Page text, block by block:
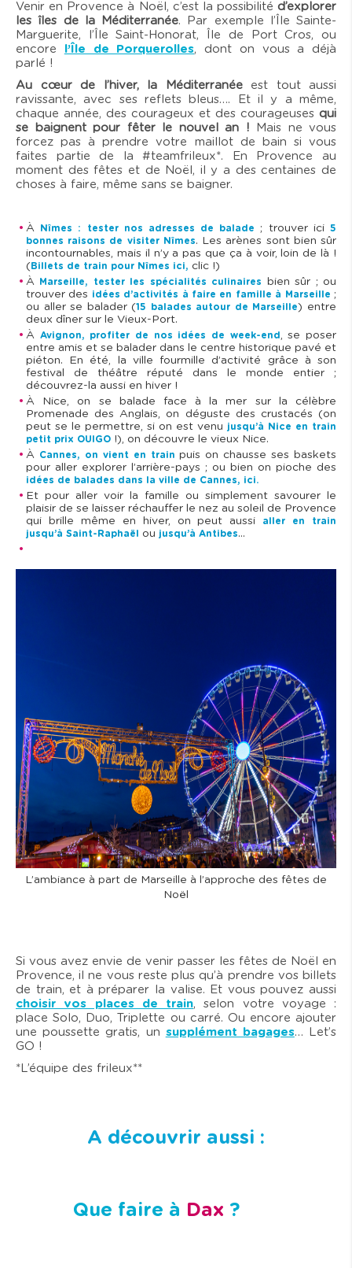
Venir en Provence à Noël, c’est la possibilité d’explorer
les îles de la Méditerranée. Par exemple l’Île Sainte-
Marguerite, l’Île Saint-Honorat, Île de Port Cros, ou
encore l’Île de Porquerolles, dont on vous a déjà
parlé !
Au cœur de l’hiver, la Méditerranéeest tout aussi
ravissante, avec ses reflets bleus…. Et il y a même,
chaque année, des courageux et des courageuses qui
se baignent pour fêter le nouvel an ! Mais ne vous
forcez pas à prendre votre maillot de bain si vous
faites partie de la #teamfrileux*. En Provence au
moment des fêtes et de Noël, il y a des centaines de
choses à faire, même sans se baigner.
À Nîmes : tester nos adresses de balade ; trouver ici5
bonnes raisons de visiter Nîmes. Les arènes sont bien sûr
incontournables, mais il n’y a pas que ça à voir, loin de là !
(Billets de train pour Nîmes ici, clic !)
À Marseille, tester les spécialités culinaires
bien sûr ; ou
trouver des idées d’activités à faire en famille à Marseille ;
ou aller se balader (15 balades autour de Marseille) entre
deux dîner sur le Vieux-Port.
À Avignon, profiter de nos idées de week-end, se poser
entre amis et se balader dans le centre historique pavé et
piéton. En été, la ville fourmille d’activité grâce à son
festival de théâtre réputé dans le monde entier ;
découvrez-la aussi en hiver !
À Nice, on se balade face à la mer sur la célèbre
Promenade des Anglais, on déguste des crustacés (on
peut se le permettre, si on est venu jusqu’à Nice en train
petit prix OUIGO !), on découvre le vieux Nice.
À Cannes, on vient en train puis on chausse ses baskets
pour aller explorer l’arrière-pays ; ou bien on pioche des
idées de balades dans la ville de Cannes, ici.
Et pour aller voir la famille ou simplement savourer le
plaisir de se laisser réchauffer le nez au soleil de Provence
qui brille même en hiver, on peut aussi
aller en train
jusqu’à Saint-Raphaël ou jusqu’à Antibes…
L’ambiance à part de Marseille à l’approche des fêtes de
Noël
Si vous avez envie de venir passer les fêtes de Noël en
Provence, il ne vous reste plus qu’à prendre vos billets
de train, et à préparer la valise. Et vous pouvez aussi
choisir vos places de train, selon votre voyage :
place Solo, Duo, Triplette ou carré. Ou encore ajouter
une poussette gratis, un supplément bagages… Let’s
GO !
*L’équipe des frileux**
A découvrir aussi :
Que faire à Dax ?